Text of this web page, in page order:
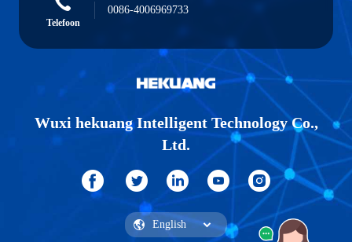
Telefoon
0086-4006969733
Wuxi hekuang Intelligent Technology Co.,
Ltd.